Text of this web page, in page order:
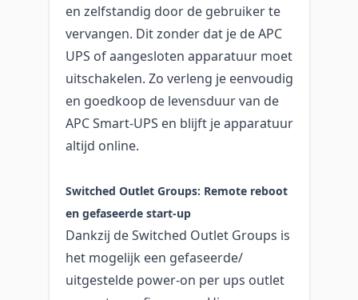
en zelfstandig door de gebruiker te
vervangen. Dit zonder dat je de APC
UPS of aangesloten apparatuur moet
uitschakelen. Zo verleng je eenvoudig
en goedkoop de levensduur van de
APC Smart-UPS en blijft je apparatuur
altijd online.
Switched Outlet Groups: Remote reboot
en gefaseerde start-up
Dankzij de Switched Outlet Groups is
het mogelijk een gefaseerde/
uitgestelde power-on per ups outlet